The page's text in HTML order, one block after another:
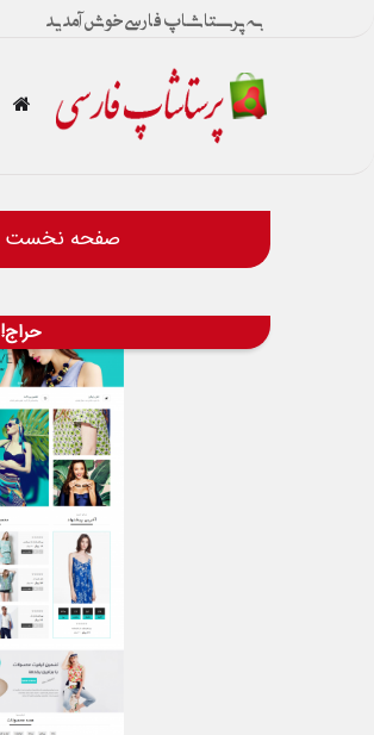
به پرستاشاپ فارسی خوش آمدید
صفحه نخست
حراج!